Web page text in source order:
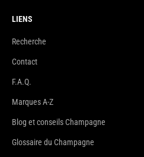
LIENS
Recherche
Contact
F.A.Q.
Marques A-Z
Blog et conseils Champagne
Glossaire du Champagne